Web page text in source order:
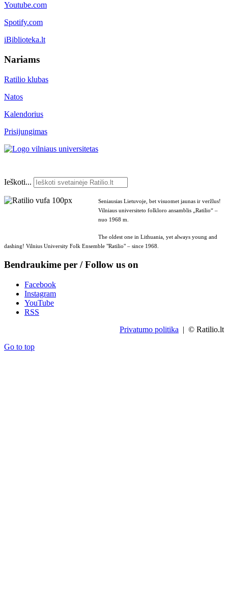
Youtube.com
Spotify.com
iBiblioteka.lt
Nariams
Ratilio klubas
Natos
Kalendorius
Prisijungimas
Ieškoti...
Seniausias Lietuvoje, bet visuomet jaunas ir veržlus!
Vilniaus universiteto folkloro ansamblis „Ratilio“ –
nuo 1968 m.
The oldest one in Lithuania, yet always young and
dashing! Vilnius University Folk Ensemble "Ratilio" – since 1968.
Bendraukime per / Follow us on
Facebook
Instagram
YouTube
RSS
Privatumo politika | © Ratilio.lt
Go to top